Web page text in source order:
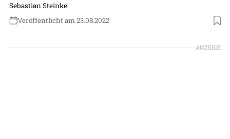
Sebastian Steinke
Veröffentlicht am 23.08.2022
Foto: Boeing
ANZEIGE